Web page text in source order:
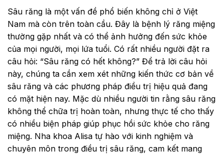
Sâu răng là một vấn đề phổ biến không chỉ ở Việt
Nam mà còn trên toàn cầu. Đây là bệnh lý răng miệng
thường gặp nhất và có thể ảnh hưởng đến sức khỏe
của mọi người, mọi lứa tuổi. Có rất nhiều người đặt ra
câu hỏi: “Sâu răng có hết không?” Để trả lời câu hỏi
này, chúng ta cần xem xét những kiến thức cơ bản về
sâu răng và các phương pháp điều trị hiệu quả đang
có mặt hiện nay. Mặc dù nhiều người tin rằng sâu răng
không thể chữa trị hoàn toàn, nhưng thực tế cho thấy
có nhiều biện pháp giúp phục hồi sức khỏe cho răng
miệng. Nha khoa Alisa tự hào với kinh nghiệm và
chuyên môn trong điều trị sâu răng, cam kết mang